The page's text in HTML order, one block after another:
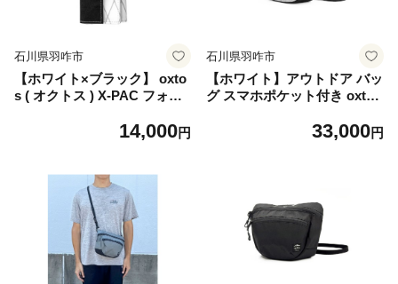
石川県羽咋市
【ホワイト×ブラック】 oxto
s ( オクトス ) X-PAC フォー
2 アウトドア キャンプ サブ
ゼント 旅行 海外 夏休み おで
かけ お出かけ トラベル 普段
使い 日常使い 便利 実用性 小
銭入れ カラビナ付き カラー
ホワイト×ブラック 石川 能登
羽咋 オクトス トキ 放鳥
14,000円
石川県羽咋市
【ホワイト】アウトドア バッ
グ スマホポケット付き oxtos
ングトリップバッグ スリング
海外 おでかけ お出かけ トラ
ベル ギフト 贈り物 プレゼン
ト 石川 能登 羽咋 オクトス
トキ 放鳥
33,000円